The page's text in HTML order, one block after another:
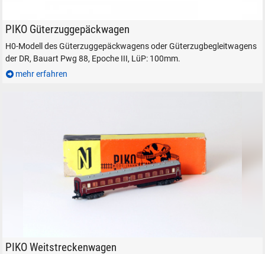
PIKO Güterzugbegleitwagen in H0
PIKO Güterzuggepäckwagen
H0-Modell des Güterzuggepäckwagens oder Güterzugbegleitwagens
der DR, Bauart Pwg 88, Epoche III, LüP: 100mm.
mehr erfahren
IMG_0018
PIKO Weitstreckenwagen